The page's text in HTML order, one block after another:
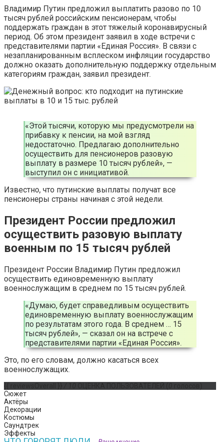
Владимир Путин предложил выплатить разово по 10
тысяч рублей российским пенсионерам, чтобы
поддержать граждан в этот тяжелый коронавирусный
период. Об этом президент заявил в ходе встречи с
представителями партии «Единая Россия». В связи с
незапланированным всплеском инфляции государство
должно оказать дополнительную поддержку отдельным
категориям граждан, заявил президент.
«Этой тысячи, которую мы предусмотрели на
прибавку к пенсии, на мой взгляд
недостаточно. Предлагаю дополнительно
осуществить для пенсионеров разовую
выплату в размере 10 тысяч рублей», —
выступил он с инициативой.
Известно, что путинские выплаты получат все
пенсионеры страны начиная с этой недели.
Президент России предложил
осуществить разовую выплату
военным по 15 тысяч рублей
Президент России Владимир Путин предложил
осуществить единовременную выплату
военнослужащим в среднем по 15 тысяч рублей.
«Думаю, будет справедливым осуществить
единовременную выплату военнослужащим
по результатам этого года. В среднем … 15
тысяч рублей», — сказал он на встрече с
представителями партии «Единая Россия».
Это, по его словам, должно касаться всех
военнослужащих.
Сюжет
Актёры
Декорации
Костюмы
Саундтрек
Эффекты